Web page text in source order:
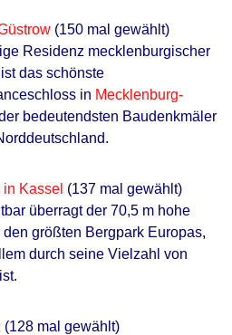
(150 mal gewählt)
Residenz mecklenburgischer
das schönste
in Mecklenburg-
bedeutendsten Baudenkmäler
Kassel (137 mal gewählt)
überragt der 70,5 m hohe
den größten Bergpark Europas,
durch seine Vielzahl von
(128 mal gewählt)